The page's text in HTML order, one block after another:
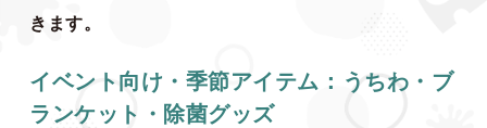
きます。
イベント向け・季節アイテム：うちわ・ブ
ランケット・除菌グッズ